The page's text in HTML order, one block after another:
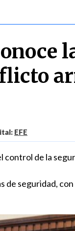
EFE
control de la
de seguridad,